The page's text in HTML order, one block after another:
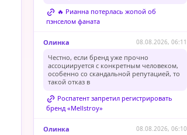
🔥 Рианна потерлась жопой об
пэнселом фаната
Олинка 08.08.2026, 06:11
Честно, если бренд уже прочно
ассоциируется с конкретным человеком,
особенно со скандальной репутацией, то
такой отказ в
Роспатент запретил регистрировать
бренд «Mellstroy»
Олинка 08.08.2026, 06:10